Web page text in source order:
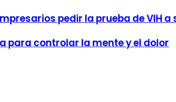
pedir la prueba de VIH a
para controlar la mente y el dolor